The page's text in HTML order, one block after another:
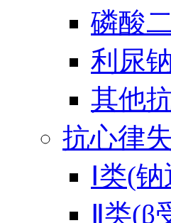
磷酸
利尿
其他
抗心律
Ⅰ类(
Ⅱ类(β